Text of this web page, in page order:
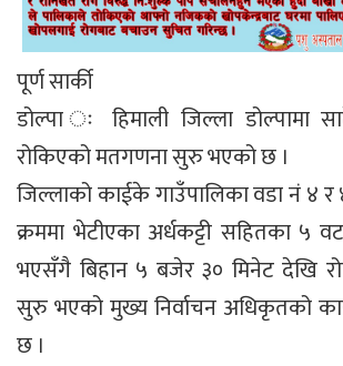
पूर्ण सार्की
डोल्पा ः हिमाली जिल्ला डोल्पामा
रोकिएको मतगणना सुरु भएको छ ।
जिल्लाको काईके गाउँपालिका वडा नं ४
क्रममा भेटीएका अर्धकट्टी सहितका ५
भएसँगै बिहान ५ बजेर ३० मिनेट देखि
सुरु भएको मुख्य निर्वाचन अधिकृतको
छ ।